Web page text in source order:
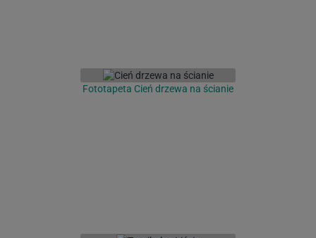
Fototapeta Cień drzewa na ścianie